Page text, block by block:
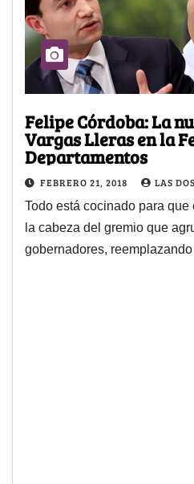
Felipe Córdoba: La
Vargas Lleras en la
Departamentos
FEBRERO 21, 2018 LAS
Todo está cocinado para
la cabeza del gremio que
gobernadores,